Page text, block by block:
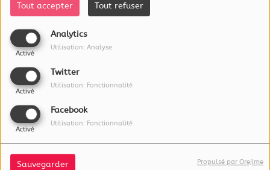
Tout accepter Tout refuser
Analytics
Activé
Utilisation: Analyse
Twitter
Activé
Utilisation: Fonctionnalité
Facebook
Activé
Utilisation: Fonctionnalité
Sauvegarder Propulsé par Orejime
À PROPOS
L'essentiel Radio est éditée par :
RadioLux S.A.
115a, rue Emile Mark
4620 Differdange
Luxembourg
FRÉQUENCES